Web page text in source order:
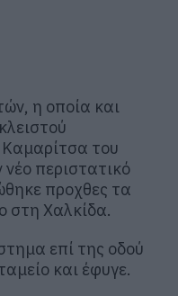
η οποία και
του
περιστατικό
προχθες τα
στη Χαλκίδα.
επί της οδού
και έφυγε.